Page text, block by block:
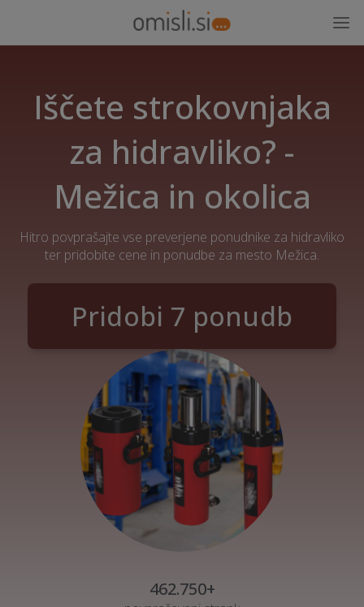
Iščete strokovnjaka
za hidravliko? -
Mežica in okolica
Hitro povprašajte vse preverjene ponudnike za hidravliko
ter pridobite cene in ponudbe za mesto Mežica.
Pridobi 7 ponudb
462.750+